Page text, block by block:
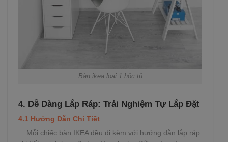
Bàn ikea loại 1 hộc tủ
4. Dễ Dàng Lắp Ráp: Trải Nghiệm Tự Lắp Đặt
4.1 Hướng Dẫn Chi Tiết
Mỗi chiếc bàn IKEA đều đi kèm với hướng dẫn lắp ráp